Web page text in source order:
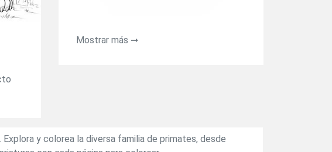
Mostrar más ➞
y colorea la diversa familia de primates, desde